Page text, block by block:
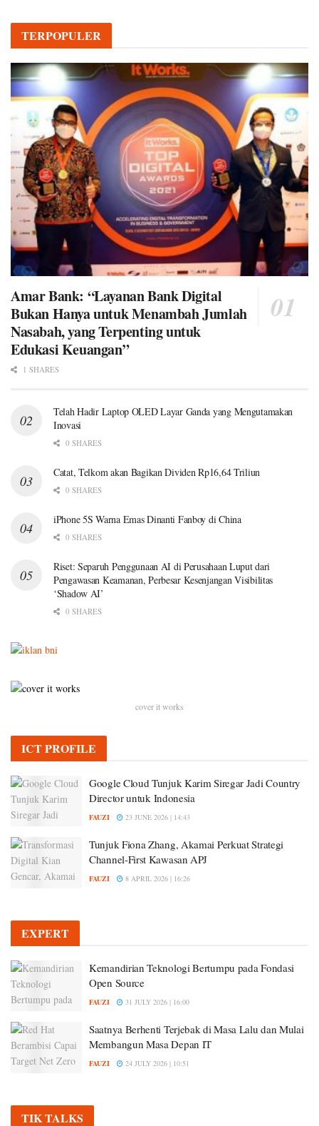
TERPOPULER
Amar Bank: “Layanan Bank Digital
Bukan Hanya untuk Menambah Jumlah
Nasabah, yang Terpenting untuk
Edukasi Keuangan”
1 SHARES
Telah Hadir Laptop OLED Layar Ganda yang Mengutamakan
Inovasi
0 SHARES
Catat, Telkom akan Bagikan Dividen Rp16,64 Triliun
0 SHARES
iPhone 5S Warna Emas Dinanti Fanboy di China
0 SHARES
Riset: Separuh Penggunaan AI di Perusahaan Luput dari
Pengawasan Keamanan, Perbesar Kesenjangan Visibilitas
‘Shadow AI’
0 SHARES
cover it works
ICT PROFILE
Google Cloud Tunjuk Karim Siregar Jadi Country
Director untuk Indonesia
FAUZI 23 JUNE 2026 | 14:43
Tunjuk Fiona Zhang, Akamai Perkuat Strategi
Channel-First Kawasan APJ
FAUZI 8 APRIL 2026 | 16:26
EXPERT
Kemandirian Teknologi Bertumpu pada Fondasi
Open Source
FAUZI 31 JULY 2026 | 16:00
Saatnya Berhenti Terjebak di Masa Lalu dan Mulai
Membangun Masa Depan IT
FAUZI 24 JULY 2026 | 10:51
TIK TALKS